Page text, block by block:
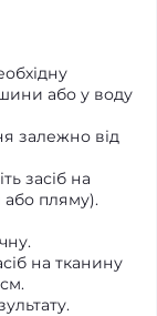
або у воду
залежно від
засіб на
пляму).
на тканину